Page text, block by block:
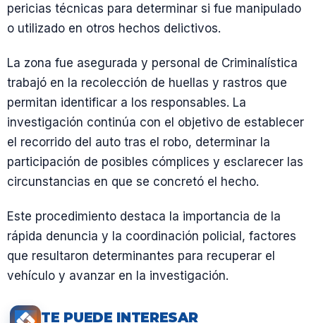
pericias técnicas para determinar si fue manipulado
o utilizado en otros hechos delictivos.
La zona fue asegurada y personal de Criminalística
trabajó en la recolección de huellas y rastros que
permitan identificar a los responsables. La
investigación continúa con el objetivo de establecer
el recorrido del auto tras el robo, determinar la
participación de posibles cómplices y esclarecer las
circunstancias en que se concretó el hecho.
Este procedimiento destaca la importancia de la
rápida denuncia y la coordinación policial, factores
que resultaron determinantes para recuperar el
vehículo y avanzar en la investigación.
TE PUEDE INTERESAR